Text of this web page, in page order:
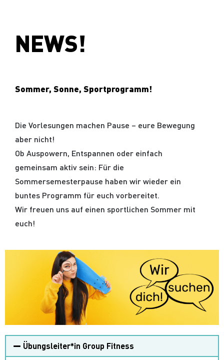
NEWS!
Sommer, Sonne, Sportprogramm!
Die Vorlesungen machen Pause – eure Bewegung
aber nicht!
Ob Auspowern, Entspannen oder einfach
gemeinsam aktiv sein: Für die
Sommersemesterpause haben wir wieder ein
buntes Programm für euch vorbereitet.
Wir freuen uns auf einen sportlichen Sommer mit
euch!
Übungsleiter*in Group Fitness